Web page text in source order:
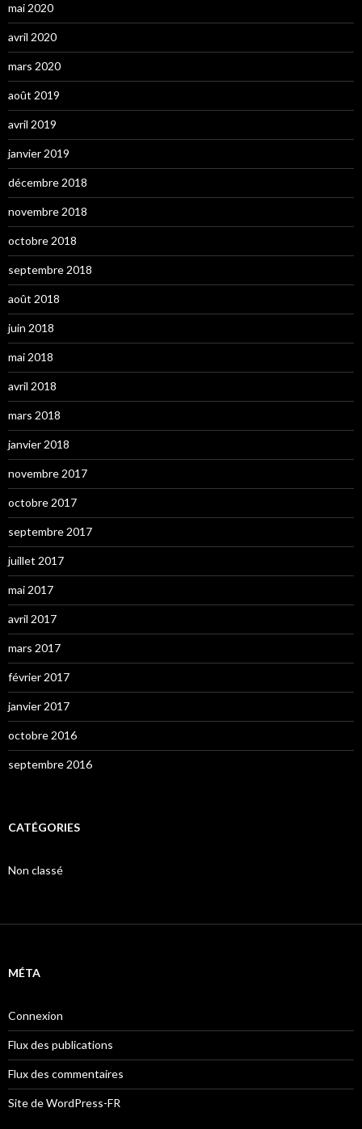
mai 2020
avril 2020
mars 2020
août 2019
avril 2019
janvier 2019
décembre 2018
novembre 2018
octobre 2018
septembre 2018
août 2018
juin 2018
mai 2018
avril 2018
mars 2018
janvier 2018
novembre 2017
octobre 2017
septembre 2017
juillet 2017
mai 2017
avril 2017
mars 2017
février 2017
janvier 2017
octobre 2016
septembre 2016
CATÉGORIES
Non classé
MÉTA
Connexion
Flux des publications
Flux des commentaires
Site de WordPress-FR